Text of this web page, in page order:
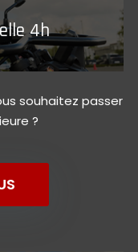
4h
souhaitez passer
?